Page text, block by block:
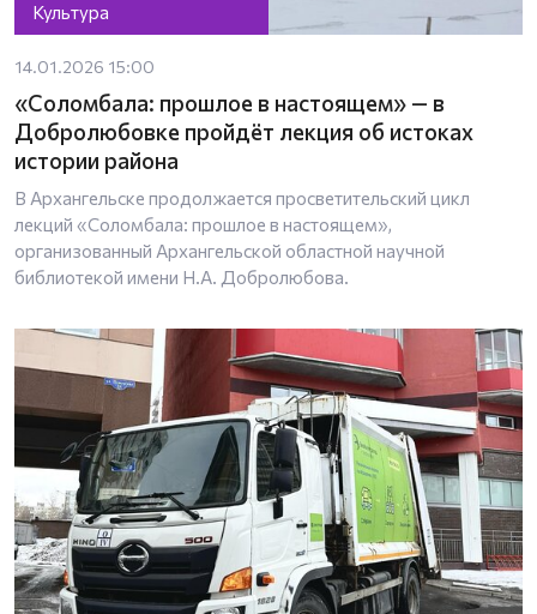
Культура
14.01.2026 15:00
«Соломбала: прошлое в настоящем» — в
Добролюбовке пройдёт лекция об истоках
истории района
В Архангельске продолжается просветительский цикл
лекций «Соломбала: прошлое в настоящем»,
организованный Архангельской областной научной
библиотекой имени Н.А. Добролюбова.